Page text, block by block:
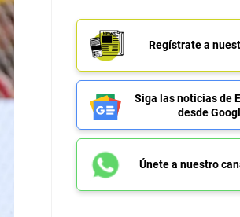
Regístrate a
Siga las noticias de
desde
Únete a nuestro